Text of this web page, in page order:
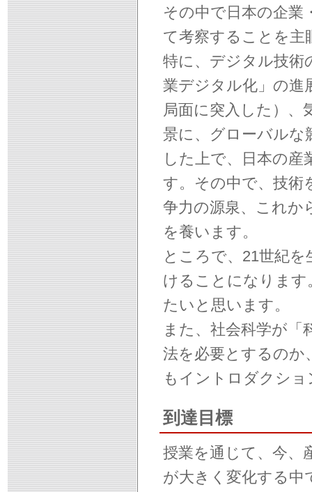
その中で日本の企業
て考察することを主
特に、デジタル技術
業デジタル化」の進
局面に突入した）、
景に、グローバルな
した上で、日本の
す。その中で、技術
争力の源泉、これか
を養います。
ところで、21世紀
けることになりま
たいと思います。
また、社会科学が
法を必要とするのか
もイントロダクシ
到達目標
授業を通じて、今、
が大きく変化する中